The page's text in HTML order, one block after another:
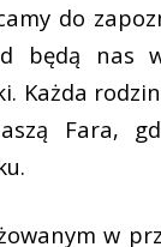
do
będą nas
Każda
Fara,
w